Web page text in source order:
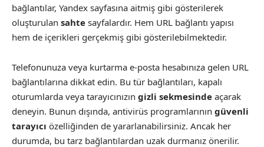
bağlantılar, Yandex sayfasına aitmiş gibi gösterilerek
oluşturulan sahte sayfalardır. Hem URL bağlantı yapısı
hem de içerikleri gerçekmiş gibi gösterilebilmektedir.
Telefonunuza veya kurtarma e-posta hesabınıza gelen URL
bağlantılarına dikkat edin. Bu tür bağlantıları, kapalı
oturumlarda veya tarayıcınızın gizli sekmesinde açarak
deneyin. Bunun dışında, antivirüs programlarının güvenli
tarayıcı özelliğinden de yararlanabilirsiniz. Ancak her
durumda, bu tarz bağlantılardan uzak durmanız önerilir.